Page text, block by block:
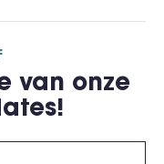
van onze